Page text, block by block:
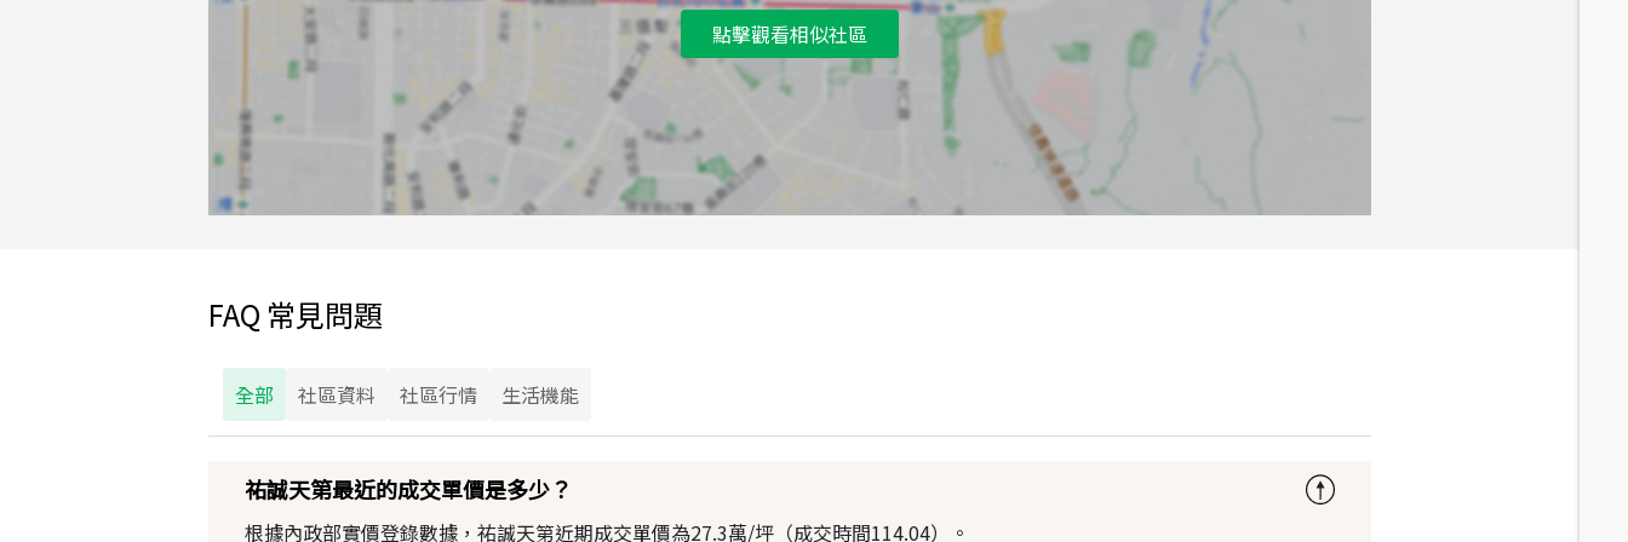
點擊觀看相似社區
FAQ 常見問題
全部 社區資料 社區行情 生活機能
祐誠天第最近的成交單價是多少？
根據內政部實價登錄數據，祐誠天第近期成交單價為27.3萬/坪（成交時間114.04）。